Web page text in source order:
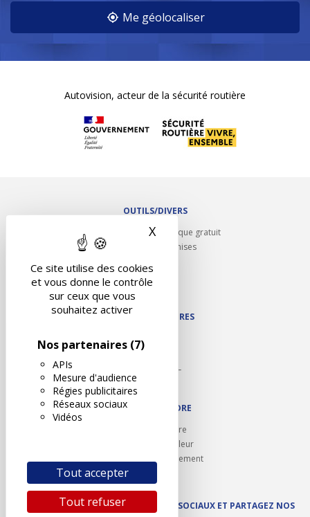
Ce site utilise des cookies
et vous donne le contrôle
sur ceux que vous
souhaitez activer
Nos partenaires (7)
APIs
Mesure d'audience
Régies publicitaires
Réseaux sociaux
Vidéos
Tout accepter
Tout refuser
X Masquer le bandeau des
Me géolocaliser
Autovision, acteur de la sécurité routière
OUTILS/DIVERS
Rappel contrôle technique gratuit
Partenariats/Remises
Contact
NOS PARTENAIRES
Autodidact
Karoil
Autovision PL
Motovision
NOUS REJOINDRE
Ouvrir un centre
Devenez contrôleur
Carrières et recrutement
SUIVEZ AUTOVISION SUR LES RÉSEAUX SOCIAUX ET PARTAGEZ NOS